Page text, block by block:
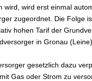
wird, wird erst einmal
zugeordnet. Die Folge
hohen Tarif der
in Gronau (Leine).
gesetzlich dazu
Gas oder Strom zu